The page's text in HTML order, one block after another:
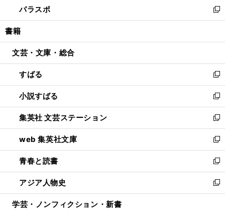
で
開
ド
ウ
開
ィ
ン
ウ
開
く
い
ウ
ン
ウ
で
開
く
パラスポ
新
し
ウ
ン
ド
ウ
で
開
く
書籍
文芸・文庫・総合
すばる
新
し
い
ウ
ィ
ン
ド
ウ
で
開
く
小説すばる
新
し
い
ウ
ィ
ン
ド
ウ
で
開
集英社 文芸ステーション
新
し
い
ウ
ィ
ン
ド
ウ
web 集英社文庫
新
し
い
ウ
ィ
ン
青春と読書
新
し
い
ウ
アジア人物史
新
し
学芸・ノンフィクション・新書